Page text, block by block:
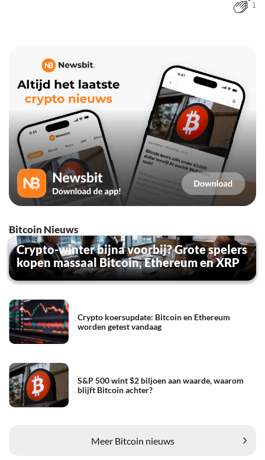
1
Bitcoin Nieuws
Crypto-winter bijna voorbij? Grote spelers
kopen massaal Bitcoin, Ethereum en XRP
Crypto koersupdate: Bitcoin en Ethereum
worden getest vandaag
S&P 500 wint $2 biljoen aan waarde, waarom
blijft Bitcoin achter?
Meer Bitcoin nieuws